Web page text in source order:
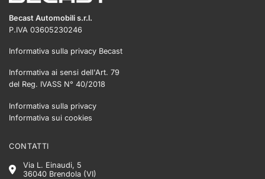
Becast Automobili s.r.l.
P.IVA 03605230246
Informativa sulla privacy Becast
Informativa ai sensi dell'Art. 79
del Reg. IVASS N° 40/2018
Informativa sulla privacy
Informativa sui cookies
CONTATTI
Via L. Einaudi, 5
36040 Brendola (VI)